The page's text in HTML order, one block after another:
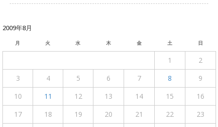
2009年8月
月 火 水 木 金 土 日
1
2
3
4 5 6 7 8
9
10
11 12 13 14 15
16
17
18 19 20 21 22
23